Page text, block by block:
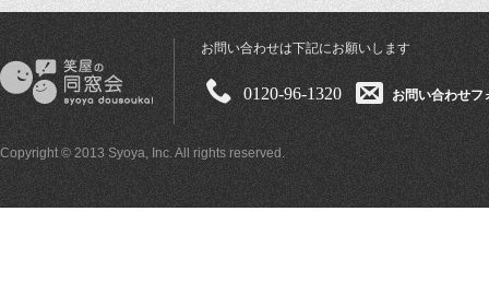
お問い合わせは下記にお願いします
0120-96-1320 お問い合わせフ
Copyright © 2013 Syoya, Inc. All rights reserved.